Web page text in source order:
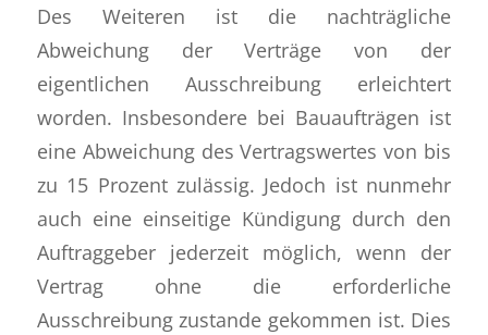
Des Weiteren ist die nachträgliche
Abweichung der Verträge von der
eigentlichen Ausschreibung erleichtert
worden. Insbesondere bei Bauaufträgen ist
eine Abweichung des Vertragswertes von bis
zu 15 Prozent zulässig. Jedoch ist nunmehr
auch eine einseitige Kündigung durch den
Auftraggeber jederzeit möglich, wenn der
Vertrag ohne die erforderliche
Ausschreibung zustande gekommen ist. Dies